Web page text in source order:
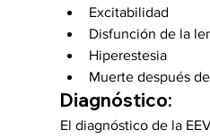
Excitabilidad
Disfunción de la
Hiperestesia
Muerte después de
Diagnóstico:
El diagnóstico de la